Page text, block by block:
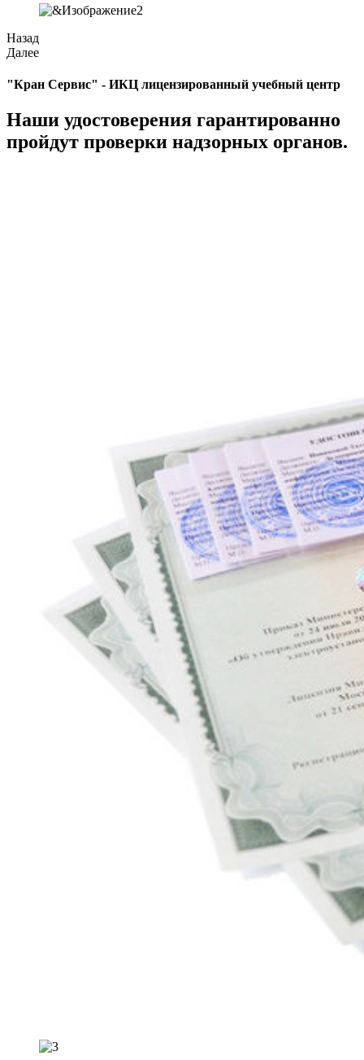
Назад
Далее
"Кран Сервис" - ИКЦ лицензированный учебный центр
Наши удостоверения гарантированно
пройдут проверки надзорных органов.